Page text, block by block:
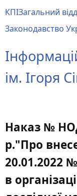
до
основного
КПІЗагальний
Законодавство
ім. Ігоря
Наказ №
р."Про
20.01.2022
в